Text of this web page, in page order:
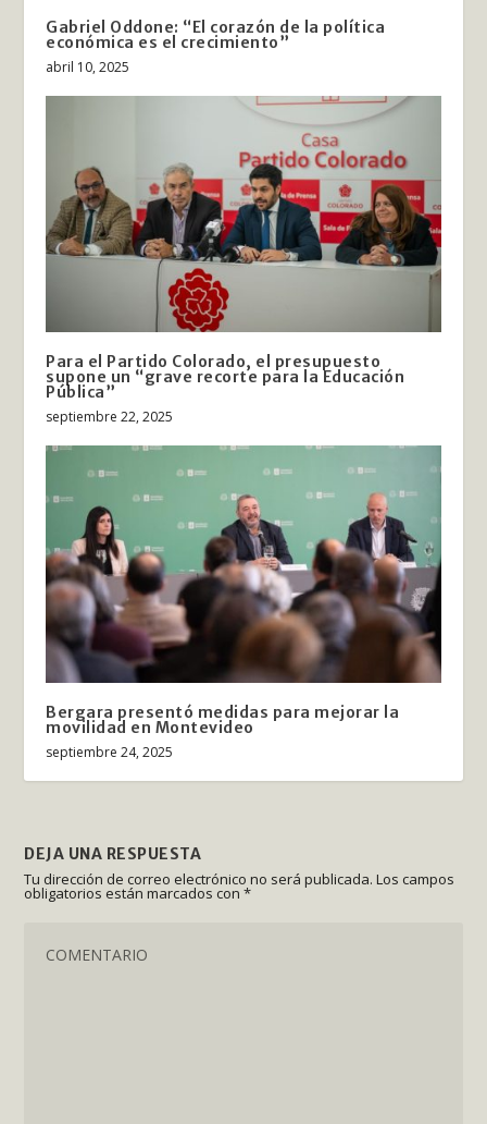
Gabriel Oddone: “El corazón de la política
económica es el crecimiento”
abril 10, 2025
Para el Partido Colorado, el presupuesto
supone un “grave recorte para la Educación
Pública”
septiembre 22, 2025
Bergara presentó medidas para mejorar la
movilidad en Montevideo
septiembre 24, 2025
DEJA UNA RESPUESTA
Tu dirección de correo electrónico no será publicada. Los campos
obligatorios están marcados con*